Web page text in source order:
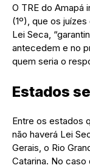
O TRE do Amapá
(1º), que os
Lei Seca,
antecedem e no
quem seria o
Estados
Entre os estados
não haverá Lei
Gerais, o Rio
Catarina. No caso